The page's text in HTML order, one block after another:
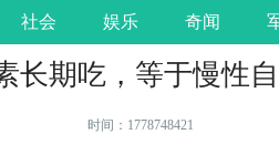
社会 娱乐 奇闻
长期吃，等于慢性
时间：1778748421